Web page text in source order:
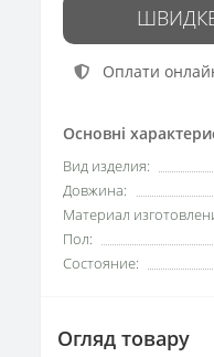
Основні
Вид изделия:
Довжина:
Материал
Пол:
Состояние:
Оплати
Огляд товару